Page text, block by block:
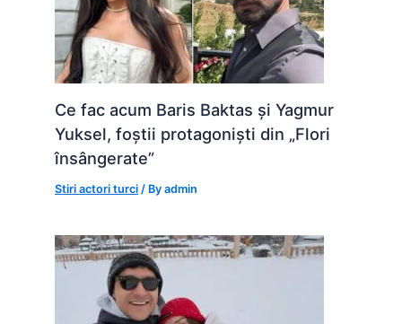
Ce fac acum Baris Baktas și Yagmur
Yuksel, foștii protagoniști din „Flori
însângerate”
Stiri actori turci / Byadmin